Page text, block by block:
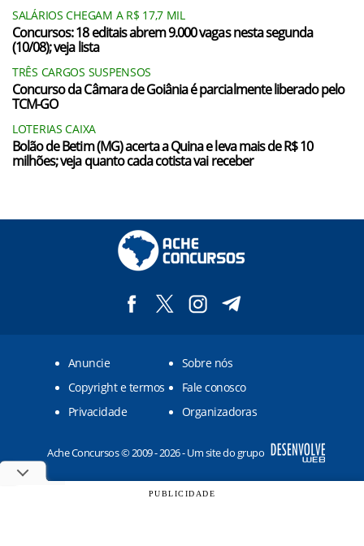
SALÁRIOS CHEGAM A R$ 17,7 MIL
Concursos: 18 editais abrem 9.000 vagas nesta segunda
(10/08); veja lista
TRÊS CARGOS SUSPENSOS
Concurso da Câmara de Goiânia é parcialmente liberado pelo
TCM-GO
LOTERIAS CAIXA
Bolão de Betim (MG) acerta a Quina e leva mais de R$ 10
milhões; veja quanto cada cotista vai receber
Anuncie
Sobre nós
Copyright e termos
Fale conosco
Privacidade
Organizadoras
Ache Concursos © 2009 - 2026 - Um site do grupo
PUBLICIDADE